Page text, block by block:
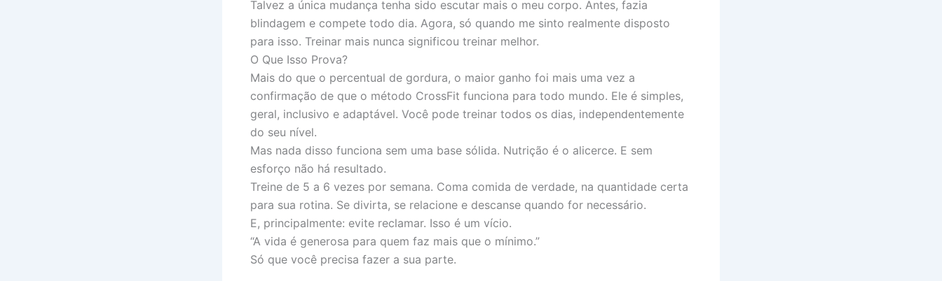
Talvez a única mudança tenha sido escutar mais o meu corpo. Antes, fazia
blindagem e compete todo dia. Agora, só quando me sinto realmente disposto
para isso. Treinar mais nunca significou treinar melhor.
O Que Isso Prova?
Mais do que o percentual de gordura, o maior ganho foi mais uma vez a
confirmação de que o método CrossFit funciona para todo mundo. Ele é simples,
geral, inclusivo e adaptável. Você pode treinar todos os dias, independentemente
do seu nível.
Mas nada disso funciona sem uma base sólida. Nutrição é o alicerce. E sem
esforço não há resultado.
Treine de 5 a 6 vezes por semana. Coma comida de verdade, na quantidade certa
para sua rotina. Se divirta, se relacione e descanse quando for necessário.
E, principalmente: evite reclamar. Isso é um vício.
“A vida é generosa para quem faz mais que o mínimo.”
Só que você precisa fazer a sua parte.